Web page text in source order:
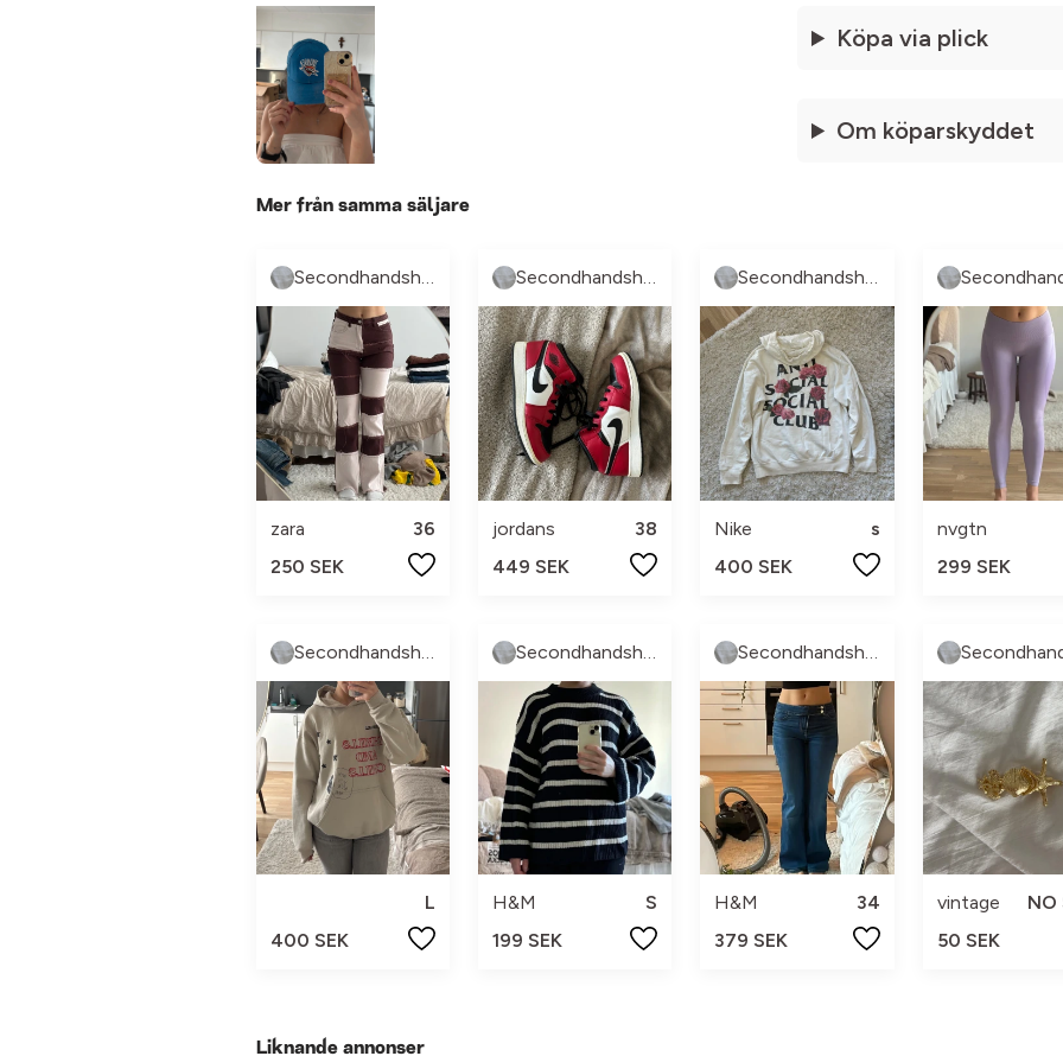
Köpa via plick
Om köparskyddet
Mer från samma säljare
Secondhandshop3
zara
36
250 SEK
Secondhandshop3
jordans
38
449 SEK
Secondhandshop3
Nike
s
400 SEK
nvgtn
299 SEK
L
400 SEK
H&M
S
199 SEK
H&M
34
379 SEK
vintage
NO
50 SEK
Liknande annonser